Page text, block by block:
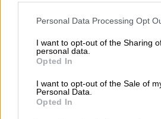
Please note that this website/app
not limited to your visit or usage
grant or deny consent to Google and
use your data for below specified
consent section.
Personal Data Processing Opt
I want to opt-out of the Sharing
personal data.
Opted In
I want to opt-out of the Sale of
Personal Data.
Opted In